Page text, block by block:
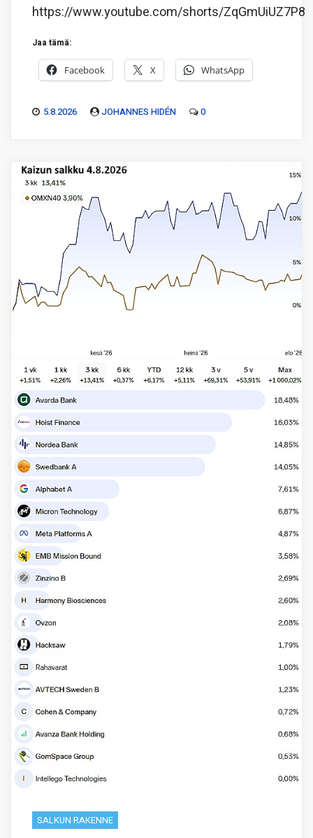
https://www.youtube.com/shorts/ZqGmUiUZ7P8
Jaa tämä:
Facebook X WhatsApp
5.8.2026 JOHANNES HIDÉN 0
SALKUN RAKENNE